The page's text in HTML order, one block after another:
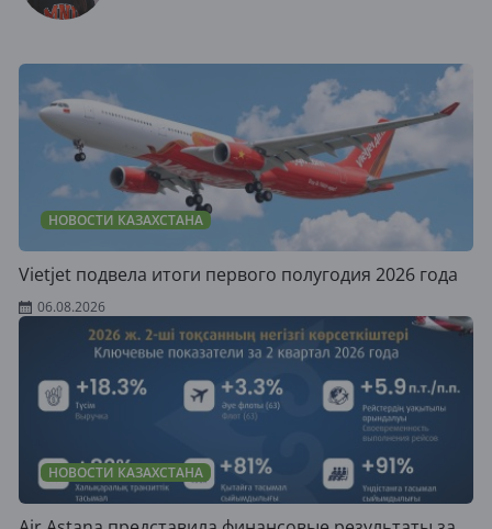
НОВОСТИ КАЗАХСТАНА
Vietjet подвела итоги первого полугодия 2026 года
06.08.2026
НОВОСТИ КАЗАХСТАНА